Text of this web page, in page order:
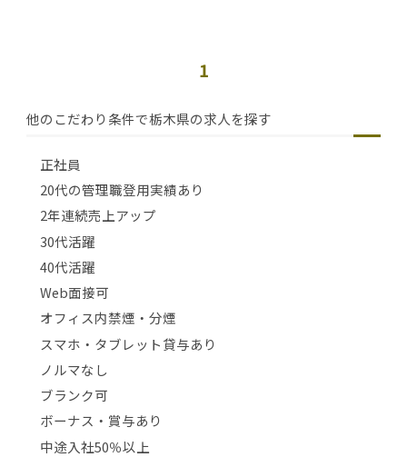
1
他のこだわり条件で栃木県の求人を探す
正社員
20代の管理職登用実績あり
2年連続売上アップ
30代活躍
40代活躍
Web面接可
オフィス内禁煙・分煙
スマホ・タブレット貸与あり
ノルマなし
ブランク可
ボーナス・賞与あり
中途入社50％以上